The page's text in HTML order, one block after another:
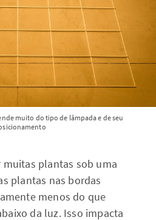
muito do tipo de lâmpada e de seu
muitas plantas sob uma
plantas nas bordas
menos do que
da luz. Isso impacta